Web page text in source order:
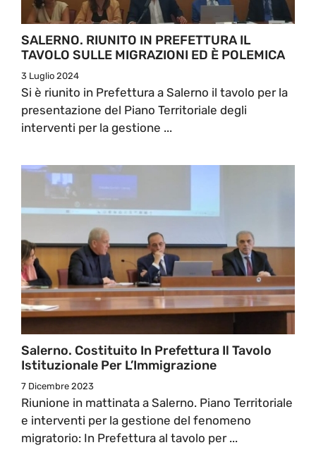
SALERNO. RIUNITO IN PREFETTURA IL
TAVOLO SULLE MIGRAZIONI ED È POLEMICA
3 Luglio 2024
Si è riunito in Prefettura a Salerno il tavolo per la
presentazione del Piano Territoriale degli
interventi per la gestione ...
Salerno. Costituito In Prefettura Il Tavolo
Istituzionale Per L’Immigrazione
7 Dicembre 2023
Riunione in mattinata a Salerno. Piano Territoriale
e interventi per la gestione del fenomeno
migratorio: In Prefettura al tavolo per ...